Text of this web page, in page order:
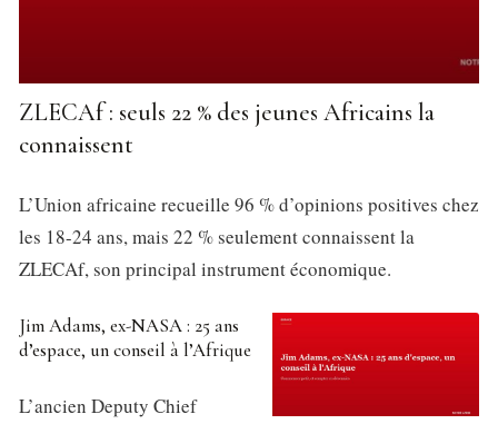
ZLECAf : seuls 22 % des jeunes Africains la
connaissent
L’Union africaine recueille 96 % d’opinions positives chez
les 18-24 ans, mais 22 % seulement connaissent la
ZLECAf, son principal instrument économique.
Jim Adams, ex-NASA : 25 ans
d’espace, un conseil à l’Afrique
L’ancien Deputy Chief